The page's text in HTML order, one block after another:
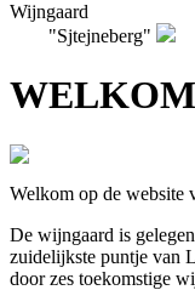
Wijngaard
"Sjtejneberg"
WELKOM
Welkom op de website
De wijngaard is
zuidelijkste puntje van
door zes toekomstige